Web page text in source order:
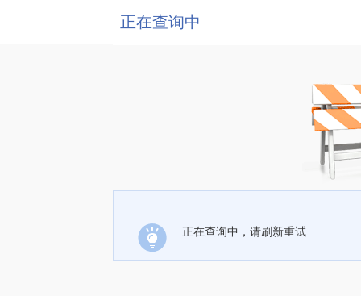
正在查询中
正在查询中，请刷新重试